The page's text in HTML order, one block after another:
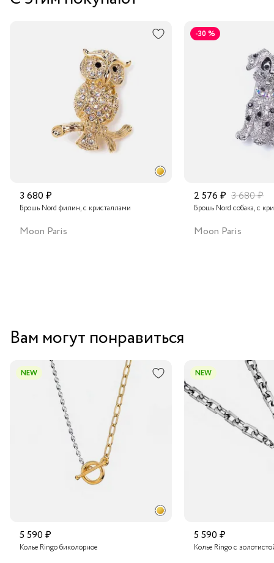
Курьером за 1-2 дня
Транспортной компанией по России
Подробнее о сроках доставки
3 680 ₽
Брошь Nord филин, с кристаллами
Moon Paris
-30 %
2 576 ₽ 3 680 ₽
Брошь Nord собака, с
Moon Paris
Вам могут понравиться
NEW
5 590 ₽
Колье Ringo биколорное
NEW
5 590 ₽
Колье Ringo с